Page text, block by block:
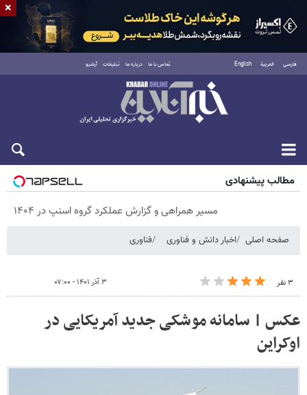
فارسی العربية English تماس با ما درباره ما تبلیغات آرشیو
پنجشنبه ۱۵ مرداد ۱۴۰۵
مطالب پیشنهادی
مسیر همراهی و گزارش عملکرد گروه اسنپ در ۱۴۰۴
صفحه اصلی اخبار دانش و فناوری فناوری
۳ نفر ۳ آذر ۱۴۰۱ - ۰۷:۰۰
عکس | سامانه موشکی جدید آمریکایی در
اوکراین
×